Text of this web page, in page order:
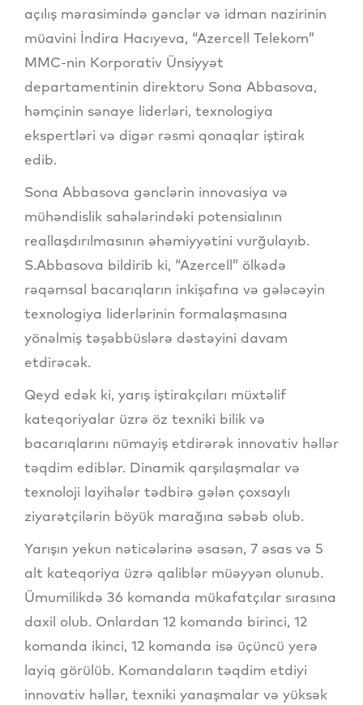
açılış mərasimində gənclər və idman nazirinin
müavini İndira Hacıyeva, “Azercell Telekom”
MMC-nin Korporativ Ünsiyyət
departamentinin direktoru Sona Abbasova,
həmçinin sənaye liderləri, texnologiya
ekspertləri və digər rəsmi qonaqlar iştirak
edib.
Sona Abbasova gənclərin innovasiya və
mühəndislik sahələrindəki potensialının
reallaşdırılmasının əhəmiyyətini vurğulayıb.
S.Abbasova bildirib ki, “Azercell” ölkədə
rəqəmsal bacarıqların inkişafına və gələcəyin
texnologiya liderlərinin formalaşmasına
yönəlmiş təşəbbüslərə dəstəyini davam
etdirəcək.
Qeyd edək ki, yarış iştirakçıları müxtəlif
kateqoriyalar üzrə öz texniki bilik və
bacarıqlarını nümayiş etdirərək innovativ həllər
təqdim ediblər. Dinamik qarşılaşmalar və
texnoloji layihələr tədbirə gələn çoxsaylı
ziyarətçilərin böyük marağına səbəb olub.
Yarışın yekun nəticələrinə əsasən, 7 əsas və 5
alt kateqoriya üzrə qaliblər müəyyən olunub.
Ümumilikdə 36 komanda mükafatçılar sırasına
daxil olub. Onlardan 12 komanda birinci, 12
komanda ikinci, 12 komanda isə üçüncü yerə
layiq görülüb. Komandaların təqdim etdiyi
innovativ həllər, texniki yanaşmalar və yüksək